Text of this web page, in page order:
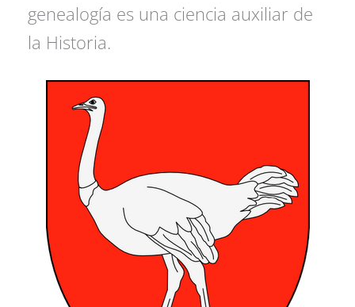
genealogía es una ciencia auxiliar de
la Historia.